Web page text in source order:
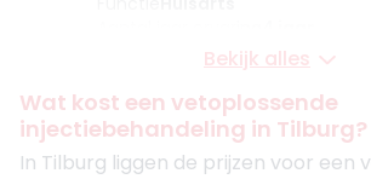
De Huidkliniek Breda
+ 2 meer
Bekijk alles
Wat kost een vetoplossende
injectiebehandeling in Tilburg?
In Tilburg liggen de prijzen voor een